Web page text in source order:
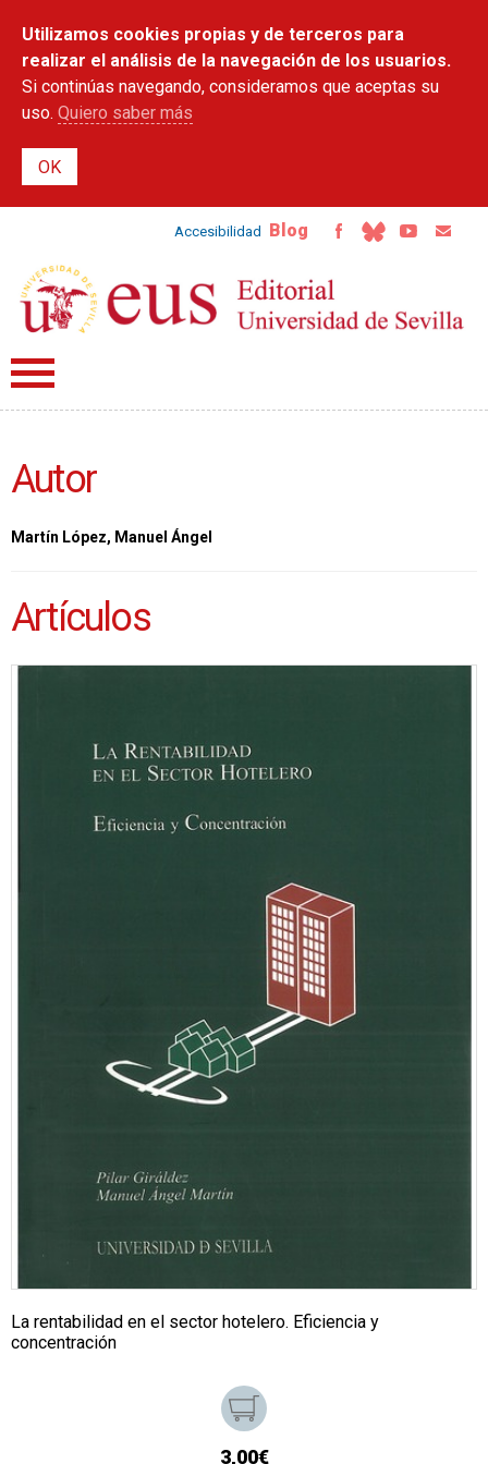
contenido
principal
Utilizamos cookies propias y de terceros para
realizar el análisis de la navegación de los usuarios.
Si continúas navegando, consideramos que aceptas su
uso. Quiero saber más
Accesibilidad Blog
Autor
Martín López, Manuel Ángel
Artículos
La rentabilidad en el sector hotelero. Eficiencia y
concentración
3,00€